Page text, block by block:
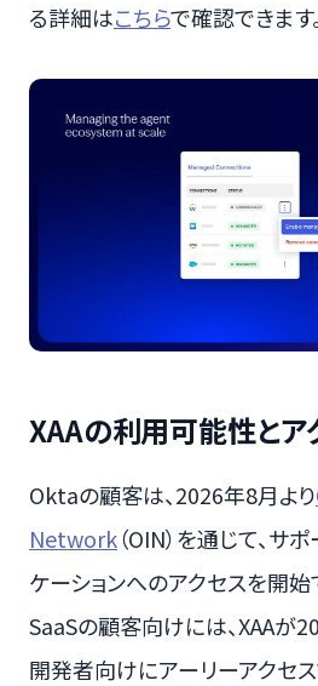
る詳細はこちらで確認できます
XAAの利用可能性とア
Oktaの顧客は、2026年8月より
Network（OIN）を通じて、サ
ケーションへのアクセスを開
SaaSの顧客向けには、XAAが
開発者向けにアーリーアクセ